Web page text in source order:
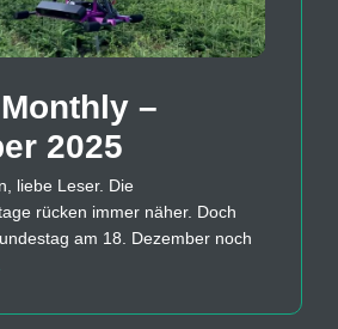
–
2025
liebe Leser. Die
rücken immer näher. Doch
am 18. Dezember noch